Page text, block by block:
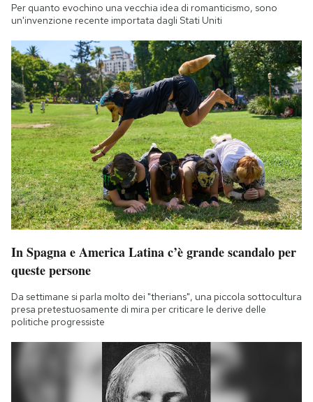
Per quanto evochino una vecchia idea di romanticismo, sono
un'invenzione recente importata dagli Stati Uniti
In Spagna e America Latina c’è grande scandalo per
queste persone
Da settimane si parla molto dei "therians", una piccola sottocultura
presa pretestuosamente di mira per criticare le derive delle
politiche progressiste